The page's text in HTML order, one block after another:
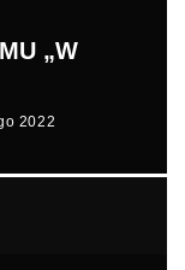
„W
2022